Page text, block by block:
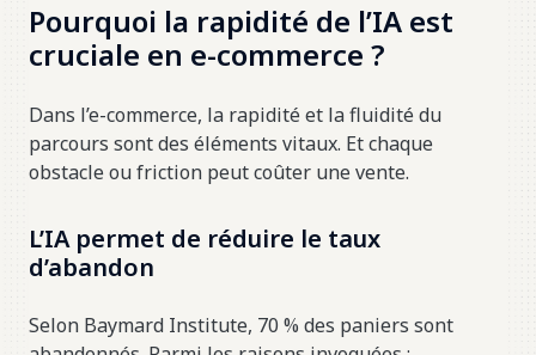
Pourquoi la rapidité de l’IA est
cruciale en e-commerce ?
Dans l’e-commerce, la rapidité et la fluidité du
parcours sont des éléments vitaux. Et chaque
obstacle ou friction peut coûter une vente.
L’IA permet de réduire le taux
d’abandon
Selon Baymard Institute, 70 % des paniers sont